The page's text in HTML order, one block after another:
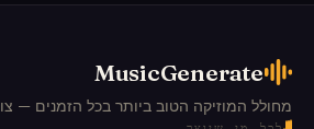
MusicGenerate
מחולל המוזיקה הטוב ביותר בכל הזמנים —